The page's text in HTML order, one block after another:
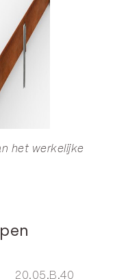
het werkelijke
20.05.B.40